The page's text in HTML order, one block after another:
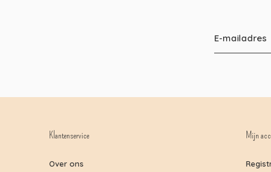
Klantenservice
Over ons
Mijn